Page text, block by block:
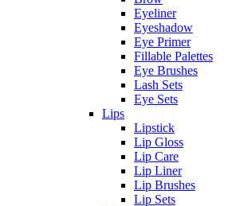
Eyeliner
Eyeshadow
Eye Primer
Fillable Palettes
Eye Brushes
Lash Sets
Eye Sets
Lips
Lipstick
Lip Gloss
Lip Care
Lip Liner
Lip Brushes
Lip Sets